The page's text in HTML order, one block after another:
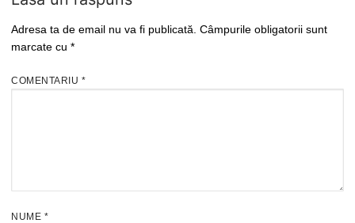
Adresa ta de email nu va fi publicată. Câmpurile obligatorii sunt
marcate cu *
COMENTARIU *
NUME *